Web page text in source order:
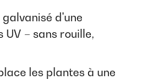
d'une
– sans rouille,
les plantes à une